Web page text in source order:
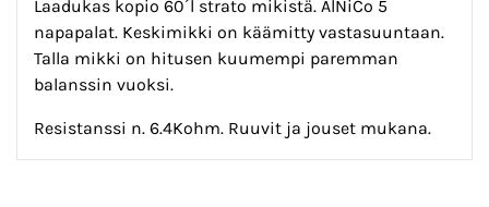
Laadukas kopio 60´l strato mikistä. AlNiCo 5
napapalat. Keskimikki on käämitty vastasuuntaan.
Talla mikki on hitusen kuumempi paremman
balanssin vuoksi.
Resistanssi n. 6.4Kohm. Ruuvit ja jouset mukana.